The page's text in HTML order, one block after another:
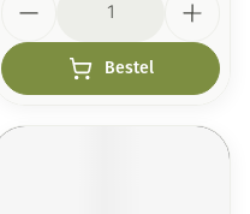
Bestel